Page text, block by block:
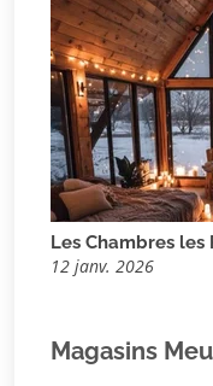
Les Chambres les
12 janv. 2026
Magasins